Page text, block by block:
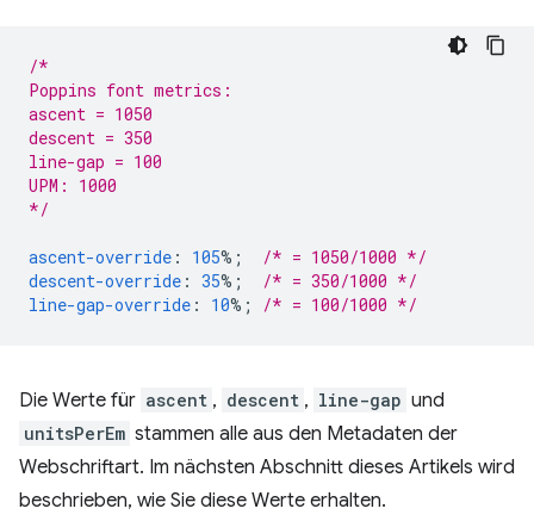
/*
Poppins font metrics:
ascent = 1050
descent = 350
line-gap = 100
UPM: 1000
*/
ascent-override : 105%;
/* = 1050/1000 */
descent-override : 35%;
/* = 350/1000 */
line-gap-override : 10%; /* = 100/1000 */
Die Werte für ascent , descent , line-gap und
unitsPerEm stammen alle aus den Metadaten der
Webschriftart. Im nächsten Abschnitt dieses Artikels wird
beschrieben, wie Sie diese Werte erhalten.